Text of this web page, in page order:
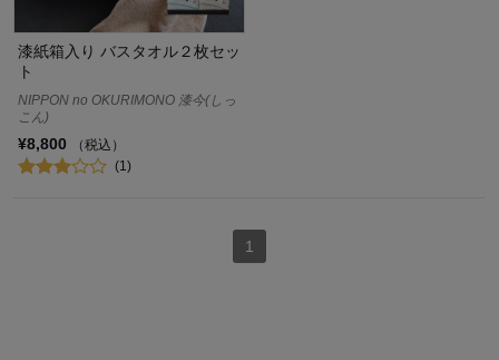
漆紙箱入り バスタオル２枚セッ
ト
NIPPON no OKURIMONO 漆今(しっ
こん)
¥8,800
（税込）
(1)
1